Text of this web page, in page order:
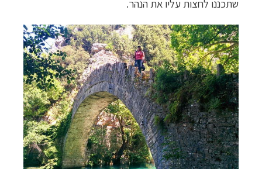
שתכננו לחצות עליו את הנהר.